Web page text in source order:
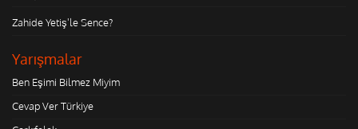
Zahide Yetiş'le Sence?
Yarışmalar
Ben Eşimi Bilmez Miyim
Cevap Ver Türkiye